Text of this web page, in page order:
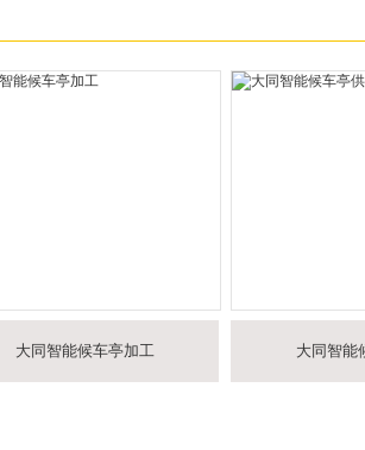
大同智能候车亭加工 大同智能